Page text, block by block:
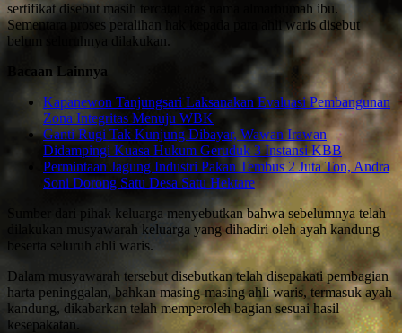
sertifikat disebut masih tercatat atas nama almarhumah ibu.
Sementara proses peralihan hak kepada para ahli waris disebut
belum seluruhnya dilakukan.
Bacaan Lainnya
Kapanewon Tanjungsari Laksanakan Evaluasi Pembangunan
Zona Integritas Menuju WBK
Ganti Rugi Tak Kunjung Dibayar, Wawan Irawan
Didampingi Kuasa Hukum Geruduk 3 Instansi KBB
Permintaan Jagung Industri Pakan Tembus 2 Juta Ton, Andra
Soni Dorong Satu Desa Satu Hektare
Sumber dari pihak keluarga menyebutkan bahwa sebelumnya telah
dilakukan musyawarah keluarga yang dihadiri oleh ayah kandung
beserta seluruh ahli waris.
Dalam musyawarah tersebut disebutkan telah disepakati pembagian
harta peninggalan, bahkan masing-masing ahli waris, termasuk ayah
kandung, dikabarkan telah memperoleh bagian sesuai hasil
kesepakatan.